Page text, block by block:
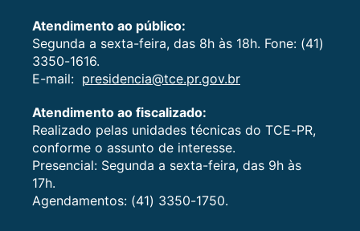
Atendimento ao público:
Segunda a sexta-feira, das 8h às 18h. Fone: (41)
3350-1616.
E-mail: presidencia@tce.pr.gov.br
Atendimento ao fiscalizado:
Realizado pelas unidades técnicas do TCE-PR,
conforme o assunto de interesse.
Presencial: Segunda a sexta-feira, das 9h às
17h.
Agendamentos: (41) 3350-1750.